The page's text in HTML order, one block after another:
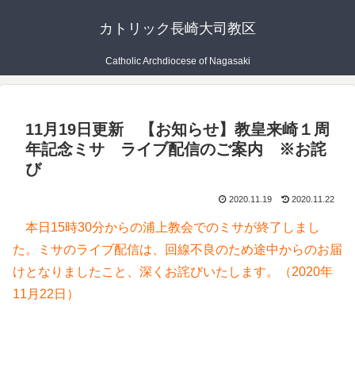
カトリック長崎大司教区
Catholic Archdiocese of Nagasaki
11月19日更新 【お知らせ】教皇来崎１周
年記念ミサ ライブ配信のご案内 ※お詫
び
2020.11.19 2020.11.22
本日15時30分からの浦上教会でのミサが終了しまし
た。ミサのライブ配信は、回線不良のため途中からのお届
けとなりましたこと、深くお詫びいたします。（2020年
11月22日）